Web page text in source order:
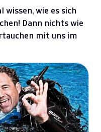
wie es sich
Dann nichts wie
mit uns im